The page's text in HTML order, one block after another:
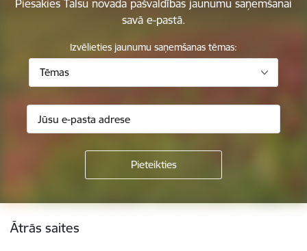
Piesakies Talsu novada pašvaldības jaunumu saņemšanai
savā e-pastā.
Izvēlieties jaunumu saņemšanas tēmas:
Tēmas
Kājene
Ātrās saites